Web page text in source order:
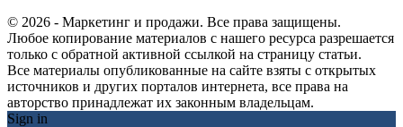
© 2026 - Маркетинг и продажи. Все права защищены.
Любое копирование материалов с нашего ресурса разрешается
только с обратной активной ссылкой на страницу статьи.
Все материалы опубликованные на сайте взяты с открытых
источников и других порталов интернета, все права на
авторство принадлежат их законным владельцам.
Sign in